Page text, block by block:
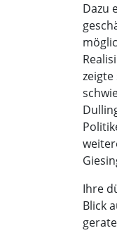
Dazu
zeigte
Ihre
Blick